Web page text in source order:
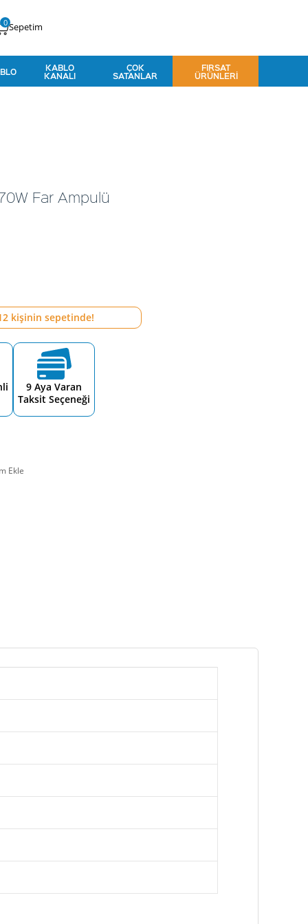
Sepetim
0
KABLO
KANALI
ÇOK
SATANLAR
FIRSAT
ÜRÜNLERI
Far Ampulü
kişinin sepetinde!
9 Aya Varan
Taksit Seçeneği
Ekle